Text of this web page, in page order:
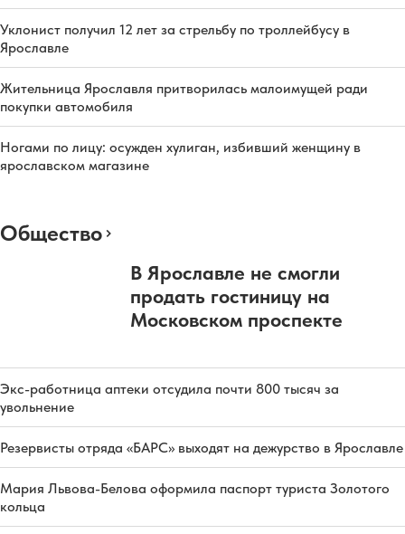
Уклонист получил 12 лет за стрельбу по троллейбусу в
Ярославле
Жительница Ярославля притворилась малоимущей ради
покупки автомобиля
Ногами по лицу: осужден хулиган, избивший женщину в
ярославском магазине
Общество
В Ярославле не смогли
продать гостиницу на
Московском проспекте
Экс-работница аптеки отсудила почти 800 тысяч за
увольнение
Резервисты отряда «БАРС» выходят на дежурство в Ярославле
Мария Львова-Белова оформила паспорт туриста Золотого
кольца